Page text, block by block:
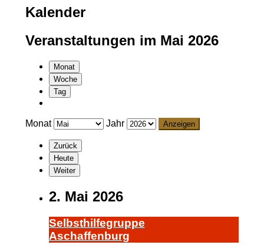
Kalender
Veranstaltungen im Mai 2026
Monat
Woche
Tag
Monat Jahr
Zurück
Heute
Weiter
2. Mai 2026
Selbst­hil­fe­grup­pe
A­schaf­fen­burg